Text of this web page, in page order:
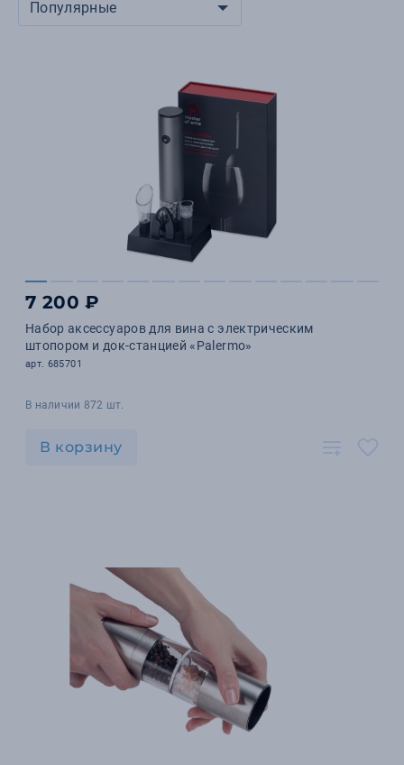
Популярные
7 200 ₽
Набор аксессуаров для вина с электрическим
штопором и док-станцией «Palermo»
арт. 685701
В наличии 872 шт.
В корзину